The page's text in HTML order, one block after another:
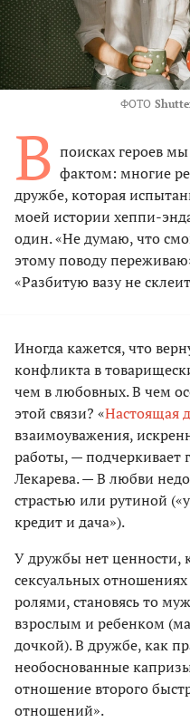
ФОТО
В поисках героев
фактом: многие
дружбе, которая
моей истории хеппи-
один. «Не думаю, что
этому поводу
«Разбитую вазу не
Иногда кажется, что
конфликта в
чем в любовных. В чем
этой связи? «Настоящая
взаимоуважения,
работы, — подчеркивает
Лекарева. — В любви
страстью или рутиной
кредит и дача»).
У дружбы нет ценности,
сексуальных
ролями, становясь то
взрослым и ребенком
дочкой). В дружбе, как
необоснованные
отношение второго
отношений».